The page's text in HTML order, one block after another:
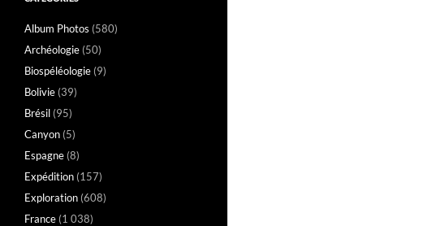
Album Photos (580)
Archéologie (50)
Biospéléologie (9)
Bolivie (39)
Brésil (95)
Canyon (5)
Espagne (8)
Expédition (157)
Exploration (608)
France (1 038)